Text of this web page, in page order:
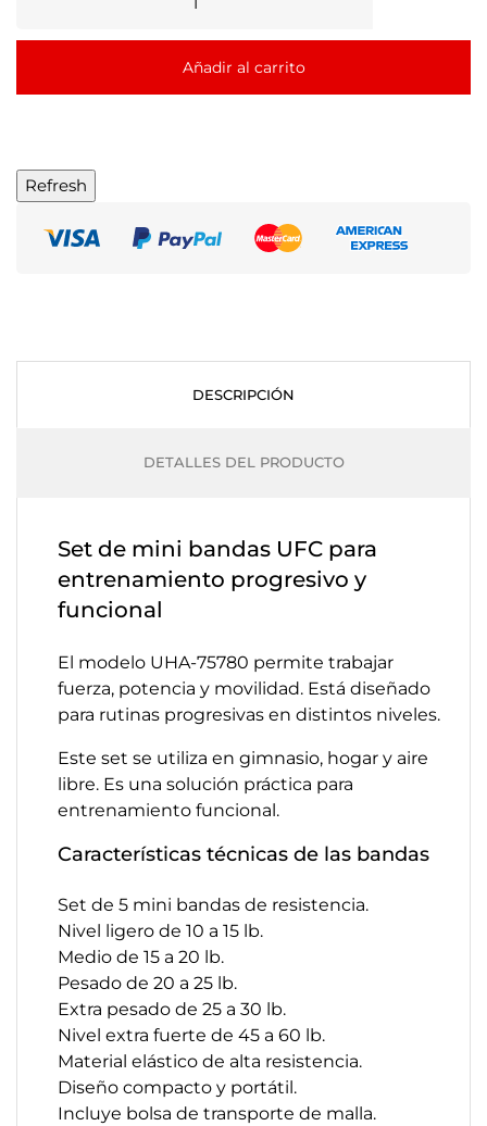
Añadir al carrito
DESCRIPCIÓN
DETALLES DEL PRODUCTO
Set de mini bandas UFC para
entrenamiento progresivo y
funcional
El modelo UHA-75780 permite trabajar
fuerza, potencia y movilidad. Está diseñado
para rutinas progresivas en distintos niveles.
Este set se utiliza en gimnasio, hogar y aire
libre. Es una solución práctica para
entrenamiento funcional.
Características técnicas de las bandas
Set de 5 mini bandas de resistencia.
Nivel ligero de 10 a 15 lb.
Medio de 15 a 20 lb.
Pesado de 20 a 25 lb.
Extra pesado de 25 a 30 lb.
Nivel extra fuerte de 45 a 60 lb.
Material elástico de alta resistencia.
Diseño compacto y portátil.
Incluye bolsa de transporte de malla.